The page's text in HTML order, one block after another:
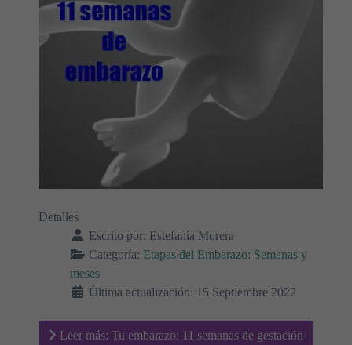
Detalles
Escrito por: Estefanía Morera
Categoría: Etapas del Embarazo: Semanas y
meses
Última actualización: 15 Septiembre 2022
Leer más: Tu embarazo: 11 semanas de gestación